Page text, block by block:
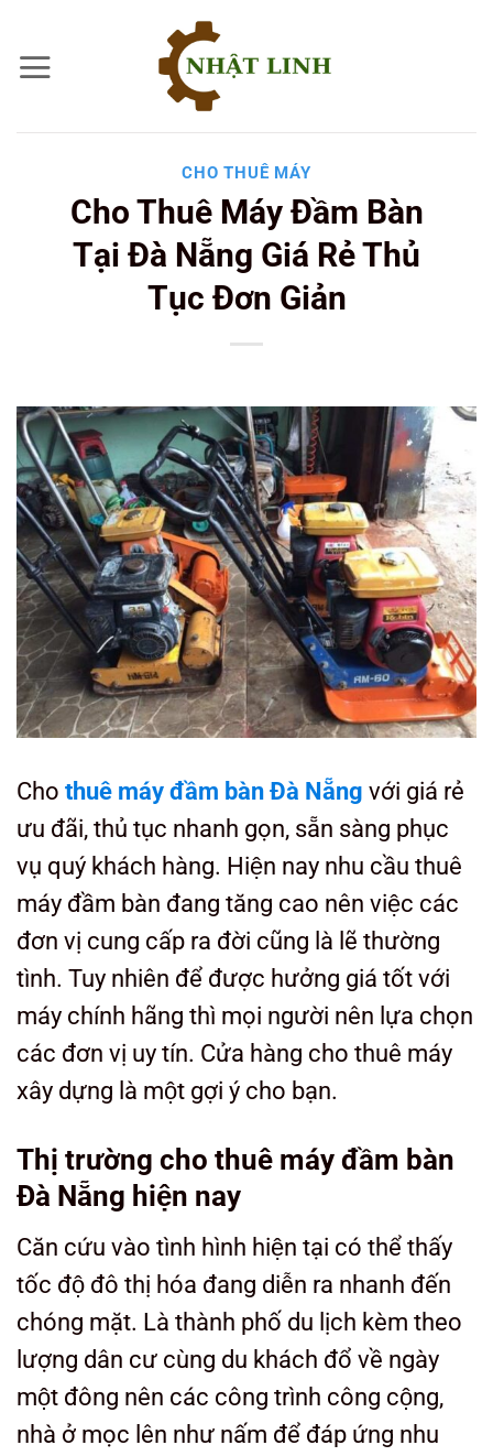
qua
dung
CHO THUÊ MÁY
Cho Thuê Máy Đầm Bàn
Tại Đà Nẵng Giá Rẻ Thủ
Tục Đơn Giản
Cho thuê máy đầm bàn Đà Nẵng với giá rẻ
ưu đãi, thủ tục nhanh gọn, sẵn sàng phục
vụ quý khách hàng. Hiện nay nhu cầu thuê
máy đầm bàn đang tăng cao nên việc các
đơn vị cung cấp ra đời cũng là lẽ thường
tình. Tuy nhiên để được hưởng giá tốt với
máy chính hãng thì mọi người nên lựa chọn
các đơn vị uy tín. Cửa hàng cho thuê máy
xây dựng là một gợi ý cho bạn.
Thị trường cho thuê máy đầm bàn
Đà Nẵng hiện nay
Căn cứu vào tình hình hiện tại có thể thấy
tốc độ đô thị hóa đang diễn ra nhanh đến
chóng mặt. Là thành phố du lịch kèm theo
lượng dân cư cùng du khách đổ về ngày
một đông nên các công trình công cộng,
nhà ở mọc lên như nấm để đáp ứng nhu